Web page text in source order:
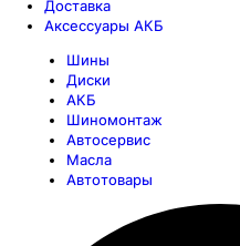
Доставка
Аксессуары АКБ
Шины
Диски
АКБ
Шиномонтаж
Автосервис
Масла
Автотовары